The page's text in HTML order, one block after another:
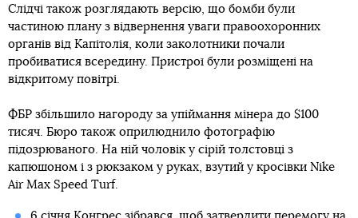
Слідчі також розглядають версію, що бомби були
частиною плану з відвернення уваги правоохоронних
органів від Капітолія, коли заколотники почали
пробиватися всередину. Пристрої були розміщені на
відкритому повітрі.
ФБР збільшило нагороду за упіймання мінера до $100
тисяч. Бюро також оприлюднило фотографію
підозрюваного. На ній чоловік у сірій толстовці з
капюшоном і з рюкзаком у руках, взутий у кросівки Nike
Air Max Speed ​​Turf.